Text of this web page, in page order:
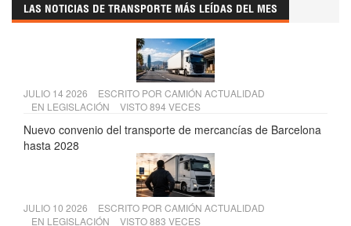
LAS NOTICIAS DE TRANSPORTE MÁS LEÍDAS DEL MES
JULIO 14 2026 ESCRITO POR CAMIÓN ACTUALIDAD
EN LEGISLACIÓN VISTO 894 VECES
Nuevo convenio del transporte de mercancías de Barcelona
hasta 2028
JULIO 10 2026 ESCRITO POR CAMIÓN ACTUALIDAD
EN LEGISLACIÓN VISTO 883 VECES